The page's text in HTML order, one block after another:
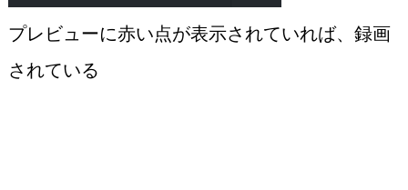
プレビューに赤い点が表示されていれば、録画
されている